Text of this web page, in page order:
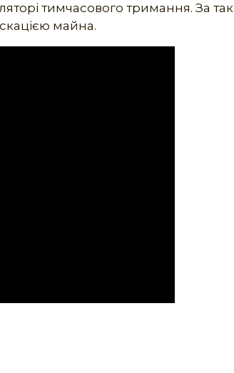
тимчасового тримання. За
майна.